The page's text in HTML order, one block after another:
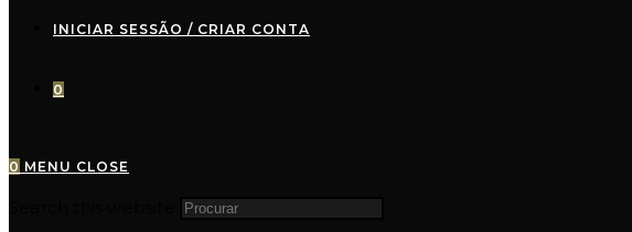
INICIAR SESSÃO / CRIAR CONTA
0
0 MENU CLOSE